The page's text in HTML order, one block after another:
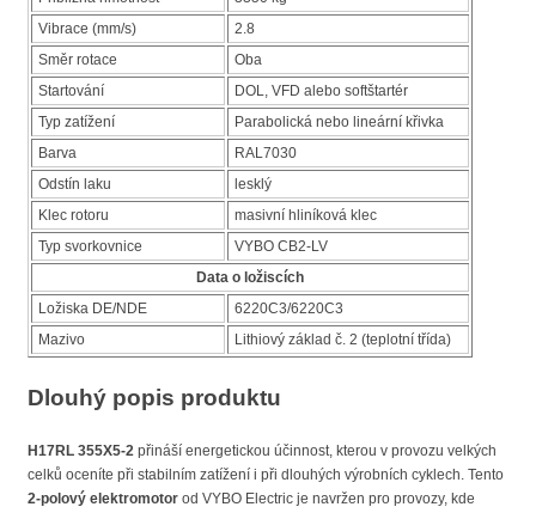
Vibrace (mm/s)
2.8
Směr rotace
Oba
Startování
DOL, VFD alebo softštartér
Typ zatížení
Parabolická nebo lineární křivka
Barva
RAL7030
Odstín laku
lesklý
Klec rotoru
masivní hliníková klec
Typ svorkovnice
VYBO CB2-LV
Data o ložiscích
Ložiska DE/NDE
6220C3/6220C3
Mazivo
Lithiový základ č. 2 (teplotní třída)
Dlouhý popis produktu
H17RL 355X5-2 přináší energetickou účinnost, kterou v provozu velkých
celků oceníte při stabilním zatížení i při dlouhých výrobních cyklech. Tento
2-polový elektromotor od VYBO Electric je navržen pro provozy, kde